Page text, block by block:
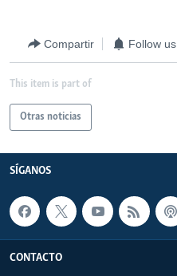
CIENCIA Y SALUD
VISIÓN 360
LAS CLAVES
PANORAMA
AUDIONOTICIAS
BUENOS DÍAS AMÉRICA
ESTADOS UNIDOS AL DÍA
EL MUNDO AL DÍA [RADIO]
NOTA ECONÓMICA
DOCUMENTALES DE LA VOA
Learning English
SÍGANOS
Idiomas
Compartir Follow us
This item is part of
Otras noticias
SÍGANOS
CONTACTO